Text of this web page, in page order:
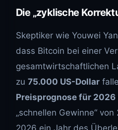
Die „zyklische
Skeptiker wie Youwei
dass Bitcoin bei einer
gesamtwirtschaftlichen
zu 75.000 US-Dollar
Preisprognose für 2026
„schnellen Gewinne“
2026 ein Jahr des